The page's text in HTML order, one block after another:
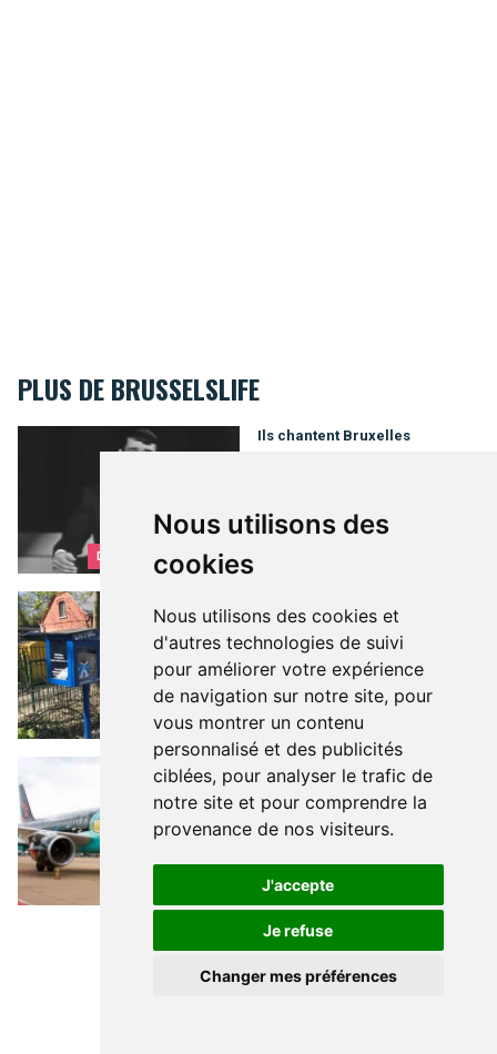
Nous utilisons des
cookies
Nous utilisons des cookies et
d'autres technologies de suivi
pour améliorer votre expérience
de navigation sur notre site, pour
vous montrer un contenu
personnalisé et des publicités
ciblées, pour analyser le trafic de
notre site et pour comprendre la
provenance de nos visiteurs.
J'accepte
Je refuse
Changer mes préférences
PLUS DE BRUSSELSLIFE
DÉCOUVRIR BRUXELLES
Ils chantent Bruxelles
Ils chantent Bruxelles
LIBRAIRIES
livres à Bruxelles
Trouver sa boîte à livres à Bruxelles
BD WORLD
Tintin dans toutes
les langues
Tintin dans toutes les langues